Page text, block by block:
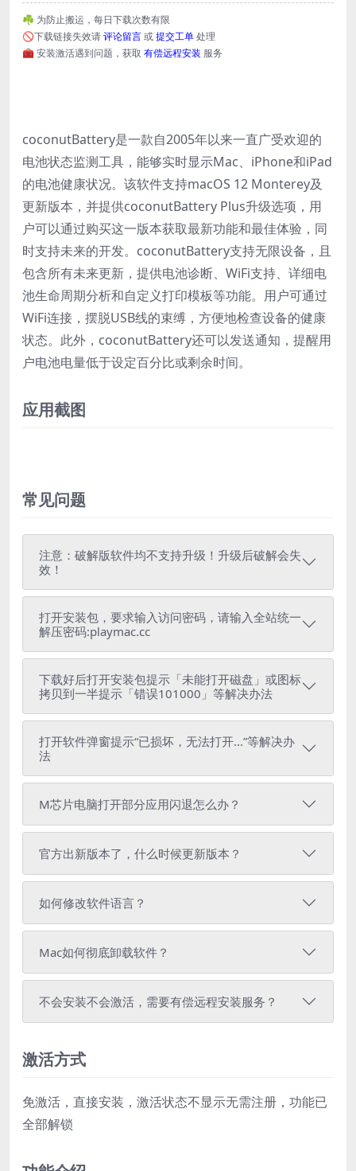
☘️ 为防止搬运，每日下载次数有限
🚫下载链接失效请评论留言或提交工单处理
🧰 安装激活遇到问题，获取 有偿远程安装 服务
coconutBattery是一款自2005年以来一直广受欢迎的
电池状态监测工具，能够实时显示Mac、iPhone和iPad
的电池健康状况。该软件支持macOS 12 Monterey及
更新版本，并提供coconutBattery Plus升级选项，用
户可以通过购买这一版本获取最新功能和最佳体验，同
时支持未来的开发。coconutBattery支持无限设备，且
包含所有未来更新，提供电池诊断、WiFi支持、详细电
池生命周期分析和自定义打印模板等功能。用户可通过
WiFi连接，摆脱USB线的束缚，方便地检查设备的健康
状态。此外，coconutBattery还可以发送通知，提醒用
户电池电量低于设定百分比或剩余时间。
应用截图
常见问题
注意：破解版软件均不支持升级！升级后破解会失
效！
打开安装包，要求输入访问密码，请输入全站统一
解压密码:playmac.cc
下载好后打开安装包提示「未能打开磁盘」或图标
拷贝到一半提示「错误101000」等解决办法
打开软件弹窗提示“已损坏，无法打开...”等解决办
法
M芯片电脑打开部分应用闪退怎么办？
官方出新版本了，什么时候更新版本？
如何修改软件语言？
Mac如何彻底卸载软件？
不会安装不会激活，需要有偿远程安装服务？
激活方式
免激活，直接安装，激活状态不显示无需注册，功能已
全部解锁